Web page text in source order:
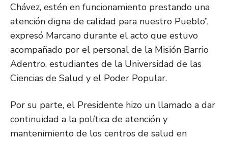
Chávez, estén en funcionamiento prestando una
atención digna de calidad para nuestro Pueblo”,
expresó Marcano durante el acto que estuvo
acompañado por el personal de la Misión Barrio
Adentro, estudiantes de la Universidad de las
Ciencias de Salud y el Poder Popular.
Por su parte, el Presidente hizo un llamado a dar
continuidad a la política de atención y
mantenimiento de los centros de salud en